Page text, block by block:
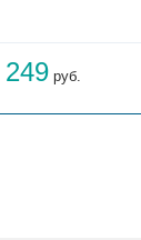
249 руб.